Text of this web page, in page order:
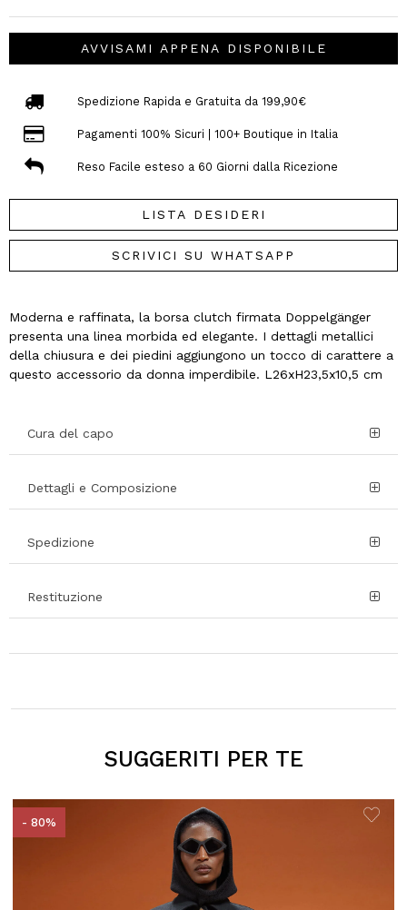
AVVISAMI APPENA DISPONIBILE
Spedizione Rapida e Gratuita da 199,90€
Pagamenti 100% Sicuri | 100+ Boutique in Italia
Reso Facile esteso a 60 Giorni dalla Ricezione
LISTA DESIDERI
SCRIVICI SU WHATSAPP
Moderna e raffinata, la borsa clutch firmata Doppelgänger
presenta una linea morbida ed elegante. I dettagli metallici
della chiusura e dei piedini aggiungono un tocco di carattere a
questo accessorio da donna imperdibile. L26xH23,5x10,5 cm
Cura del capo
Dettagli e Composizione
Spedizione
Restituzione
SUGGERITI PER TE
- 80%